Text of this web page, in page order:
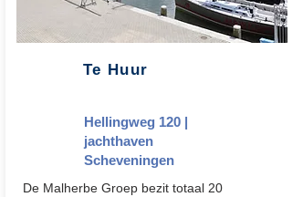
Te Huur
Hellingweg 120 |
jachthaven
Scheveningen
De Malherbe Groep bezit totaal 20